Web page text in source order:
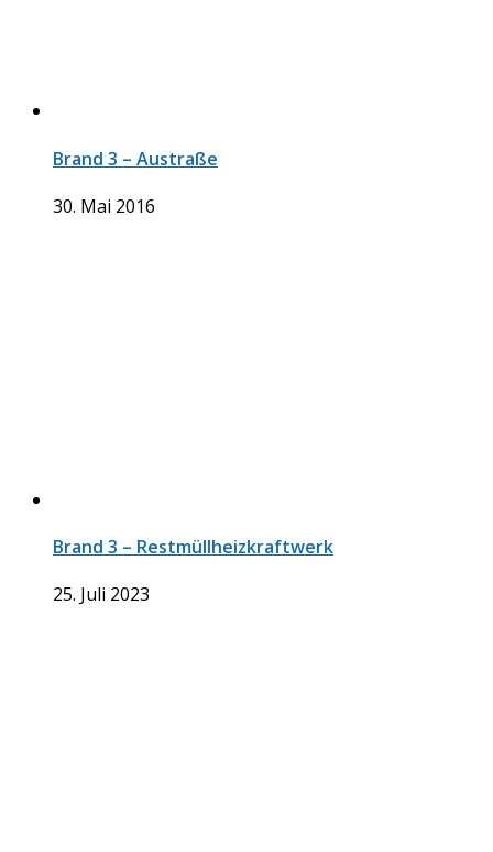
Brand 3 – Austraße
30. Mai 2016
Brand 3 – Restmüllheizkraftwerk
25. Juli 2023